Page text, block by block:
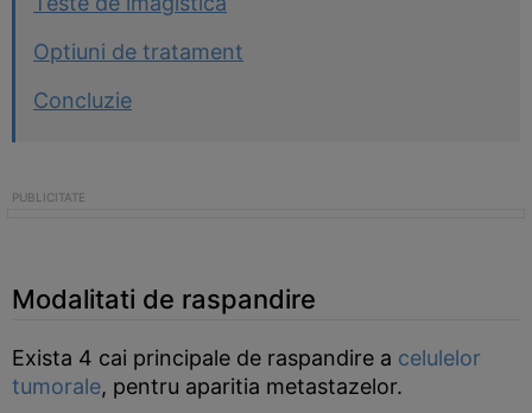
Optiuni de tratament
Concluzie
Modalitati de raspandire
Exista 4 cai principale de raspandire a celulelor
tumorale, pentru aparitia metastazelor.